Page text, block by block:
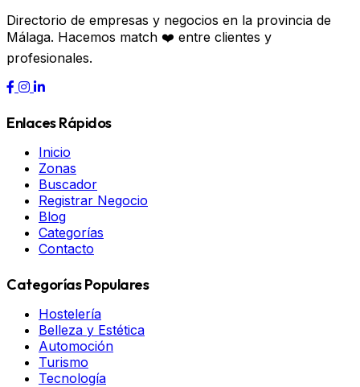
Directorio de empresas y negocios en la provincia de
Málaga. Hacemos match ❤️ entre clientes y
profesionales.
Enlaces Rápidos
Inicio
Zonas
Buscador
Registrar Negocio
Blog
Categorías
Contacto
Categorías Populares
Hostelería
Belleza y Estética
Automoción
Turismo
Tecnología